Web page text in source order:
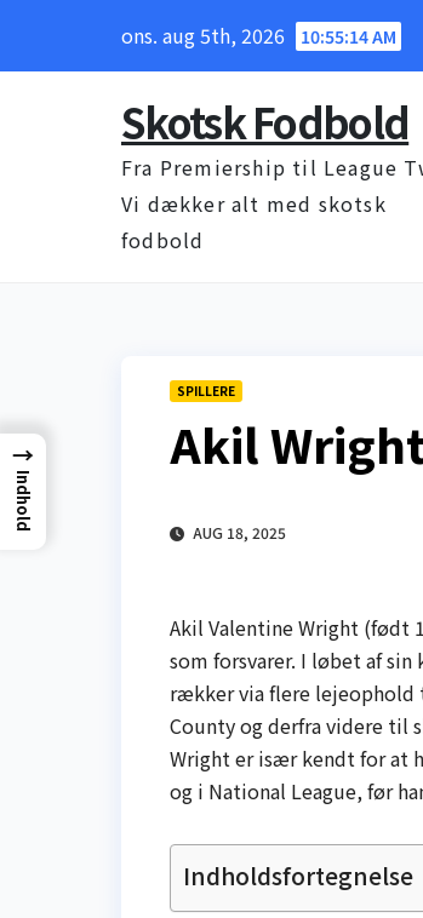
ons. aug 5th, 2026 10:55:15 AM
Skotsk Fodbold
Fra Premiership til League
Vi dækker alt med skotsk
fodbold
SPILLERE
Akil
AUG 18, 2025
Akil Valentine Wright (født
som forsvarer. I løbet af
rækker via flere lejeophold
County og derfra videre til
Wright er især kendt for at
og i National League, før
Indholdsfortegnelse
→
Indhold